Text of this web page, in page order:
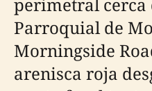
Parroquial de
Morningside
arenisca roja